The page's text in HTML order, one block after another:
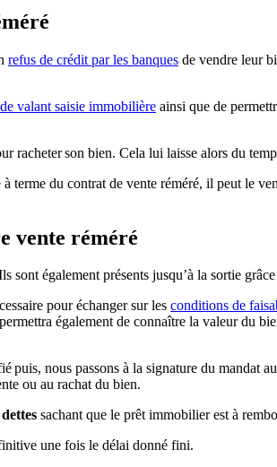
refus de crédit par les banques de vendre leur
valant saisie immobilière ainsi que de
racheter son bien. Cela lui laisse alors du
terme du contrat de vente réméré, il peut le
vente réméré
également présents jusqu’à la sortie
pour échanger sur les conditions de
également de connaître la valeur du
nous passons à la signature du mandat
ou au rachat du bien.
sachant que le prêt immobilier est à
une fois le délai donné fini.